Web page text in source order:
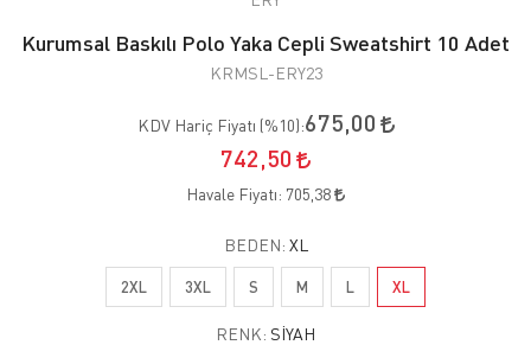
Kurumsal Baskılı Polo Yaka Cepli Sweatshirt 10 Adet
KRMSL-ERY23
KDV Hariç Fiyatı (%10):675,00
742,50
Havale Fiyatı: 705,38
BEDEN: XL
2XL 3XL S M L XL
RENK: SIYAH